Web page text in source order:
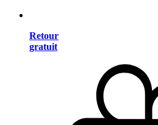
Retour
gratuit